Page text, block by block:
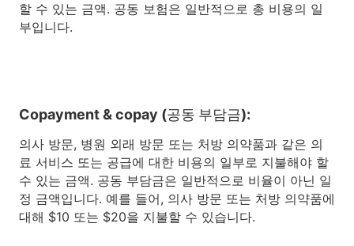
할 수 있는 금액. 공동 보험은 일반적으로 총 비용의 일
부입니다.
Copayment & copay (공동 부담금):
의사 방문, 병원 외래 방문 또는 처방 의약품과 같은 의
료 서비스 또는 공급에 대한 비용의 일부로 지불해야 할
수 있는 금액. 공동 부담금은 일반적으로 비율이 아닌 일
정 금액입니다. 예를 들어, 의사 방문 또는 처방 의약품에
대해 $10 또는 $20을 지불할 수 있습니다.